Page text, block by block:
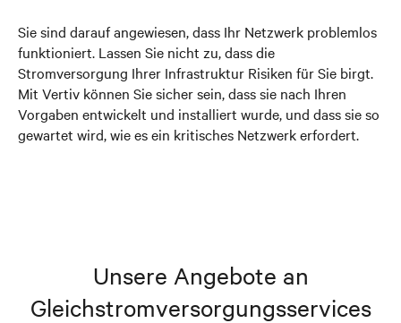
Sie sind darauf angewiesen, dass Ihr Netzwerk problemlos
funktioniert. Lassen Sie nicht zu, dass die
Stromversorgung Ihrer Infrastruktur Risiken für Sie birgt.
Mit Vertiv können Sie sicher sein, dass sie nach Ihren
Vorgaben entwickelt und installiert wurde, und dass sie so
gewartet wird, wie es ein kritisches Netzwerk erfordert.
Unsere Angebote an
Gleichstromversorgungsservices